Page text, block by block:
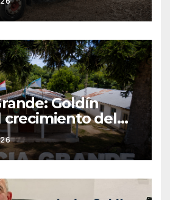
DE
PARA LOS
Goldín
crecimiento del
anunció nuevas
su gestión
críticas